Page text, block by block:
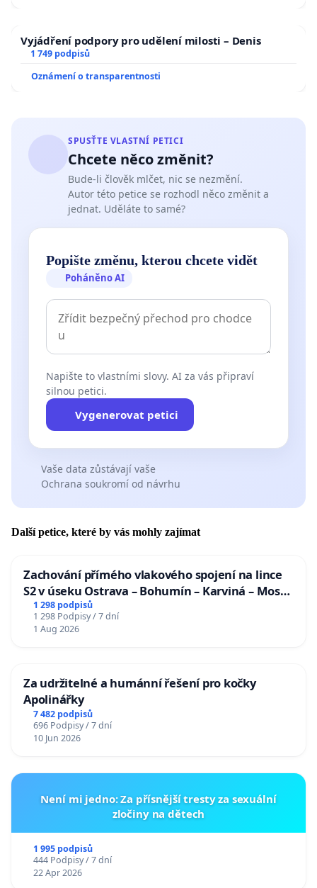
Vyjádření podpory pro udělení milosti – Denis
1 749 podpisů
Oznámení o transparentnosti
SPUSŤTE VLASTNÍ PETICI
Chcete něco změnit?
Bude-li člověk mlčet, nic se nezmění.
Autor této petice se rozhodl něco změnit a
jednat. Uděláte to samé?
Popište změnu, kterou chcete vidět
Poháněno AI
Napište to vlastními slovy. AI za vás připraví
silnou petici.
Vygenerovat petici
Vaše data zůstávají vaše
Ochrana soukromí od návrhu
Další petice, které by vás mohly zajímat
Zachování přímého vlakového spojení na lince
S2 v úseku Ostrava – Bohumín – Karviná – Mosty
u Jablunkova
1 298 podpisů
1 298 Podpisy / 7 dní
1 Aug 2026
Za udržitelné a humánní řešení pro kočky
Apolinářky
7 482 podpisů
696 Podpisy / 7 dní
10 Jun 2026
Není mi jedno: Za přísnější tresty za sexuální
zločiny na dětech
1 995 podpisů
444 Podpisy / 7 dní
22 Apr 2026